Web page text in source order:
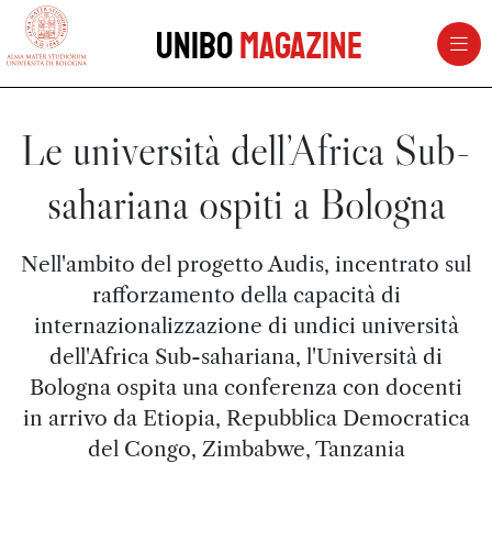
vai al contenuto della pagina
UniboMagazine
Le università dell’Africa Sub-
sahariana ospiti a Bologna
Nell'ambito del progetto Audis, incentrato sul
rafforzamento della capacità di
internazionalizzazione di undici università
dell'Africa Sub-sahariana, l'Università di
Bologna ospita una conferenza con docenti
in arrivo da Etiopia, Repubblica Democratica
del Congo, Zimbabwe, Tanzania